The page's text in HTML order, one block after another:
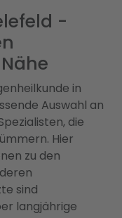
-
in
Auswahl an
die
Hier
zu den
sind
langjährige